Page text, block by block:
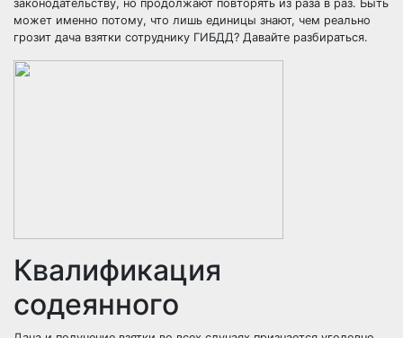
законодательству, но продолжают повторять из раза в раз. Быть
может именно потому, что лишь единицы знают, чем реально
грозит дача взятки сотруднику ГИБДД? Давайте разбираться.
Квалификация
содеянного